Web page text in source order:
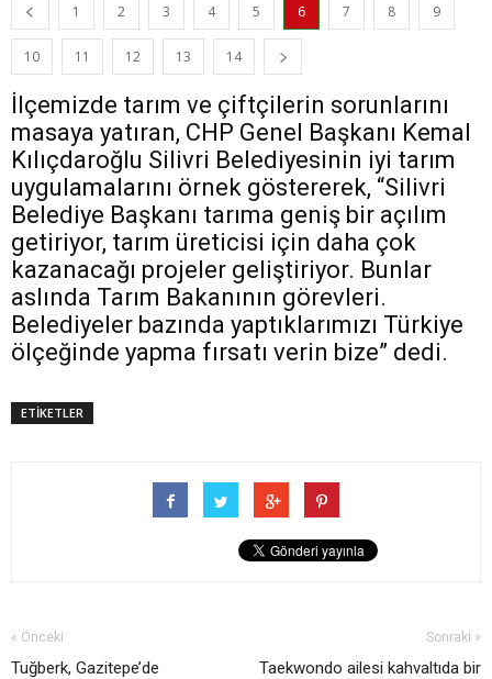
1 2 3 4 5 6 7 8 9
10 11 12 13 14
İlçemizde tarım ve çiftçilerin sorunlarını
masaya yatıran, CHP Genel Başkanı Kemal
Kılıçdaroğlu Silivri Belediyesinin iyi tarım
uygulamalarını örnek göstererek, “Silivri
Belediye Başkanı tarıma geniş bir açılım
getiriyor, tarım üreticisi için daha çok
kazanacağı projeler geliştiriyor. Bunlar
aslında Tarım Bakanının görevleri.
Belediyeler bazında yaptıklarımızı Türkiye
ölçeğinde yapma fırsatı verin bize” dedi.
ETİKETLER
« Önceki
Tuğberk, Gazitepe’de
Sonraki »
Taekwondo ailesi kahvaltıda bir